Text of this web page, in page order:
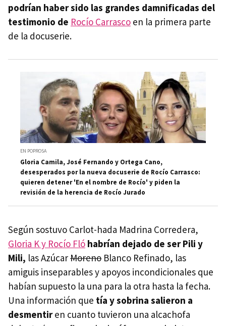
podrían haber sido las grandes damnificadas del
testimonio de Rocío Carrasco en la primera parte
de la docuserie.
EN POPROSA
Gloria Camila, José Fernando y Ortega Cano,
desesperados por la nueva docuserie de Rocío Carrasco:
quieren detener 'En el nombre de Rocío' y piden la
revisión de la herencia de Rocío Jurado
Según sostuvo Carlot-hada Madrina Corredera,
Gloria K y Rocío Fló habrían dejado de ser Pili y
Mili, las AzúcarMoreno Blanco Refinado, las
amiguis inseparables y apoyos incondicionales que
habían supuesto la una para la otra hasta la fecha.
Una información que tía y sobrina salieron a
desmentiren cuanto tuvieron una alcachofa